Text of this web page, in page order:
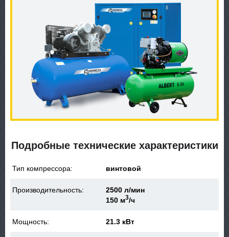
Подробные технические характеристики
Тип компрессора: винтовой
Производительность:
2500 л/мин
150 м3/ч
Мощность: 21.3 кВт